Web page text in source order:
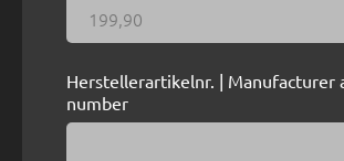
Herstellerartikelnr. | Manufacturer
number